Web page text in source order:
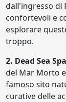
dall'ingresso di
confortevoli e
esplorare
troppo.
2. Dead Sea
del Mar Morto
famoso sito
curative delle